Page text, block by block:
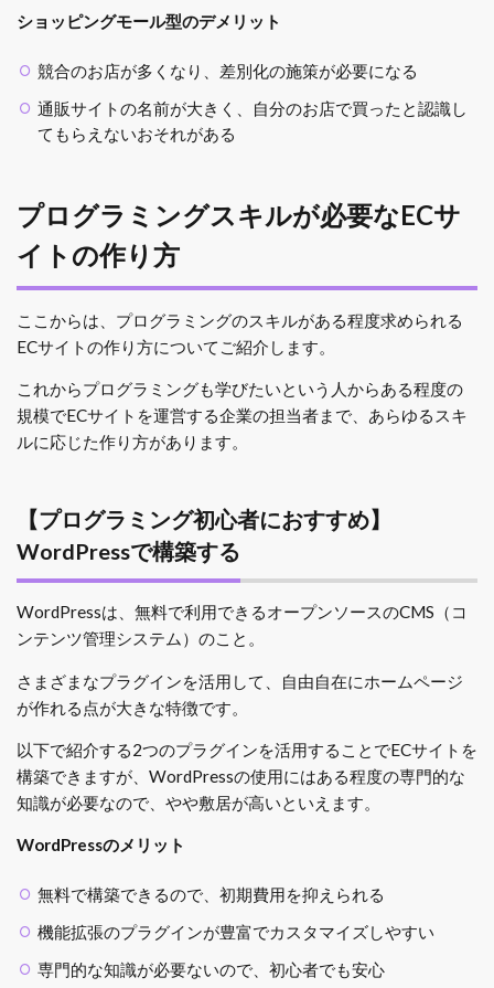
ショッピングモール型のデメリット
競合のお店が多くなり、差別化の施策が必要になる
通販サイトの名前が大きく、自分のお店で買ったと認識し
てもらえないおそれがある
プログラミングスキルが必要なECサ
イトの作り方
ここからは、プログラミングのスキルがある程度求められる
ECサイトの作り方についてご紹介します。
これからプログラミングも学びたいという人からある程度の
規模でECサイトを運営する企業の担当者まで、あらゆるスキ
ルに応じた作り方があります。
【プログラミング初心者におすすめ】
WordPressで構築する
WordPressは、無料で利用できるオープンソースのCMS（コ
ンテンツ管理システム）のこと。
さまざまなプラグインを活用して、自由自在にホームページ
が作れる点が大きな特徴です。
以下で紹介する2つのプラグインを活用することでECサイトを
構築できますが、WordPressの使用にはある程度の専門的な
知識が必要なので、やや敷居が高いといえます。
WordPressのメリット
無料で構築できるので、初期費用を抑えられる
機能拡張のプラグインが豊富でカスタマイズしやすい
専門的な知識が必要ないので、初心者でも安心